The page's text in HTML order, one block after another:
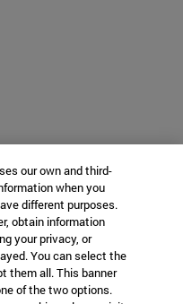
our own and third-
when you
different purposes.
obtain information
your privacy, or
You can select the
them all. This banner
of the two options.